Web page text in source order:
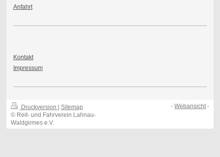
Anfahrt
Kontakt
Impressum
Druckversion | Sitemap
© Reit- und Fahrverein Lahnau-
Waldgirmes e.V.
-Webansicht -